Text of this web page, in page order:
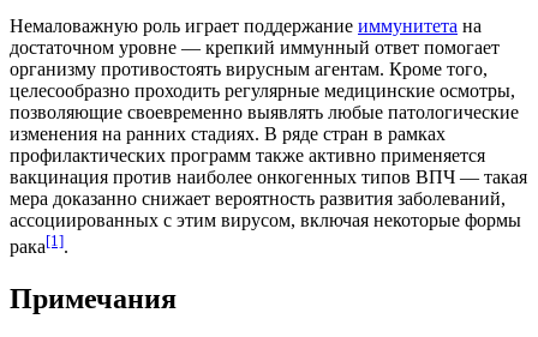
Немаловажную роль играет поддержание иммунитета на
достаточном уровне — крепкий иммунный ответ помогает
организму противостоять вирусным агентам. Кроме того,
целесообразно проходить регулярные медицинские осмотры,
позволяющие своевременно выявлять любые патологические
изменения на ранних стадиях. В ряде стран в рамках
профилактических программ также активно применяется
вакцинация против наиболее онкогенных типов ВПЧ — такая
мера доказанно снижает вероятность развития заболеваний,
ассоциированных с этим вирусом, включая некоторые формы
рака[1].
Примечания